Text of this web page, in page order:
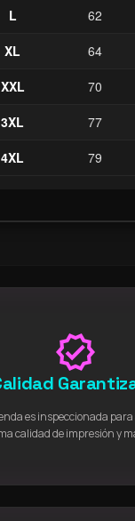
L
62
XL
64
XXL
70
3XL
77
4XL
79
verified
es inspeccionada
calidad de impresión y